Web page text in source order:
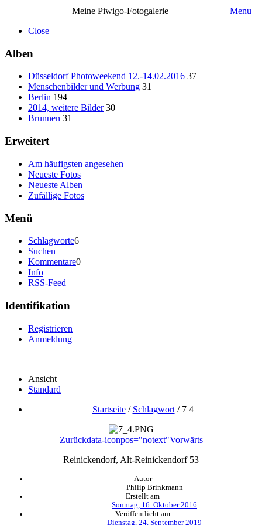
Meine Piwigo-Fotogalerie
Menu
Close
Alben
Düsseldorf Photoweekend 12.-14.02.2016 37
Menschenbilder und Werbung 31
Berlin 194
2014, weitere Bilder 30
Brunnen 31
Erweitert
Am häufigsten angesehen
Neueste Fotos
Neueste Alben
Zufällige Fotos
Menü
Schlagworte6
Suchen
Kommentare0
Info
RSS-Feed
Identifikation
Registrieren
Anmeldung
Ansicht
Standard
Startseite/ Schlagwort / 7 4
Zurückdata-iconpos="notext"Vorwärts
Reinickendorf, Alt-Reinickendorf 53
Autor
Philip Brinkmann
Erstellt am
Sonntag, 16. Oktober 2016
Veröffentlicht am
Dienstag, 24. September 2019